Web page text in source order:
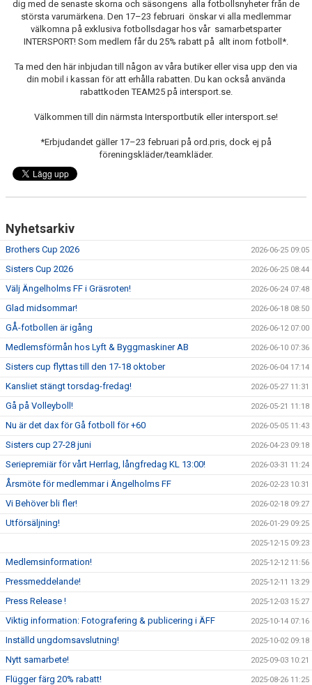
dig med de senaste skorna och säsongens alla fotbollsnyheter från de
största varumärkena. Den 17–23 februari önskar vi alla medlemmar
välkomna på exklusiva fotbollsdagar hos vår samarbetsparter
INTERSPORT! Som medlem får du 25% rabatt på allt inom fotboll*.
Ta med den här inbjudan till någon av våra butiker eller visa upp den via
din mobil i kassan för att erhålla rabatten. Du kan också använda
rabattkoden TEAM25 på intersport.se.
Välkommen till din närmsta Intersportbutik eller intersport.se!
*Erbjudandet gäller 17–23 februari på ord.pris, dock ej på
föreningskläder/teamkläder.
Nyhetsarkiv
Brothers Cup 2026 2026-06-25 09:05
Sisters Cup 2026 2026-06-25 08:44
Välj Ängelholms FF i Gräsroten! 2026-06-24 07:48
Glad midsommar! 2026-06-18 08:50
GÅ-fotbollen är igång 2026-06-12 07:00
Medlemsförmån hos Lyft & Byggmaskiner AB 2026-06-10 07:36
Sisters cup flyttas till den 17-18 oktober 2026-06-04 17:14
Kansliet stängt torsdag-fredag! 2026-05-27 11:31
Gå på Volleyboll! 2026-05-21 11:18
Nu är det dax för Gå fotboll för +60 2026-05-05 11:43
Sisters cup 27-28 juni 2026-04-23 09:18
Seriepremiär för vårt Herrlag, långfredag KL 13:00! 2026-03-31 11:24
Årsmöte för medlemmar i Ängelholms FF 2026-02-23 10:31
Vi Behöver bli fler! 2026-02-18 09:27
Utförsäljning! 2026-01-29 09:25
2025-12-15 09:23
Medlemsinformation! 2025-12-12 11:56
Pressmeddelande! 2025-12-11 13:29
Press Release ! 2025-12-03 15:27
Viktig information: Fotografering & publicering i ÄFF 2025-10-14 07:16
Inställd ungdomsavslutning! 2025-10-02 09:18
Nytt samarbete! 2025-09-03 10:21
Flügger färg 20% rabatt! 2025-08-26 11:25